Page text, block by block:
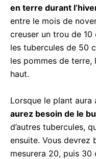
en terre durant
entre le mois de
creuser un trou de
les tubercules de 50
les pommes de
haut.
Lorsque le plant
aurez besoin de le
d’autres tubercules,
ensuite. Vous devrez
mesurera 20, puis 30